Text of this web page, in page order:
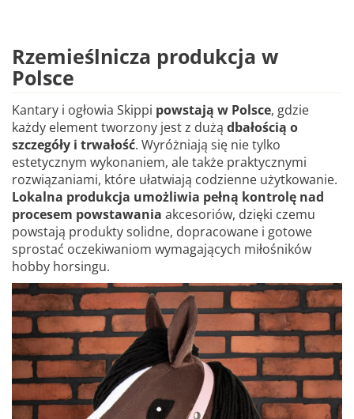
Rzemieślnicza produkcja w
Polsce
Kantary i ogłowia Skippi powstają w Polsce, gdzie
każdy element tworzony jest z dużą dbałością o
szczegóły i trwałość. Wyróżniają się nie tylko
estetycznym wykonaniem, ale także praktycznymi
rozwiązaniami, które ułatwiają codzienne użytkowanie.
Lokalna produkcja umożliwia pełną kontrolę nad
procesem powstawania akcesoriów, dzięki czemu
powstają produkty solidne, dopracowane i gotowe
sprostać oczekiwaniom wymagających miłośników
hobby horsingu.